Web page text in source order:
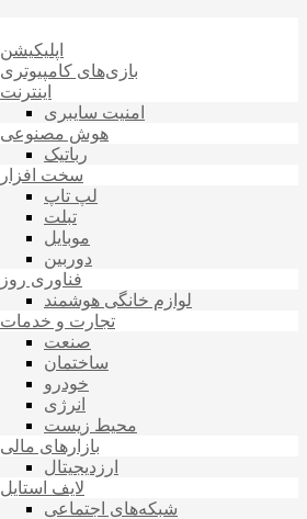
اپلیکیشن
بازی‌های کامپیوتری
اینترنت
امنیت سایبری
هوش مصنوعی
رباتیک
سخت افزار
لپ تاپ
تبلت
موبایل
دوربین
فناوری روز
لوازم خانگی هوشمند
تجارت و خدمات
صنعت
ساختمان
خودرو
انرژی
محیط زیست
بازارهای مالی
ارزدیجیتال
لایف استایل
شبکه‌های اجتماعی